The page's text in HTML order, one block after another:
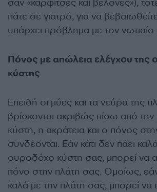
σαν «καρφίτσες και βελόνες»),
πάτε σε γιατρό, για να
υπάρχει πρόβλημα με τον
Πόνος με απώλεια ελέγχου της
κύστης
Επειδή οι μύες και τα νεύρα της
βρίσκονται ακριβώς πίσω από
κύστη, η ακράτεια και ο πόνος
συνδέονται. Εάν κάτι δεν πάει
ουροδόχο κύστη σας, μπορεί να
πόνο στην πλάτη σας. Ομοίως, εάν
καλά με την πλάτη σας, μπορεί να